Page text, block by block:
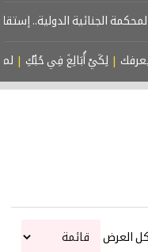
إستقلال العدالة
فِي حُبِّكِ | لم أكن أخاف
العرض